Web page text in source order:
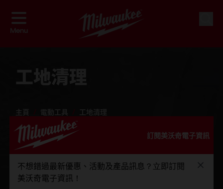
訂閱美沃奇電子資訊
不想錯過最新優惠、活動及產品訊息？立即訂閱
美沃奇電子資訊！
Menu
保持工作區乾淨整潔，使用 Milwaukee 高效清
潔工具，包括強大的 M18™ 無線乾濕吸塵器和暢
便利性而設計，使清理變得輕鬆，確保您的工作區
保持整潔和安全。選擇 Milwaukee，享受增強